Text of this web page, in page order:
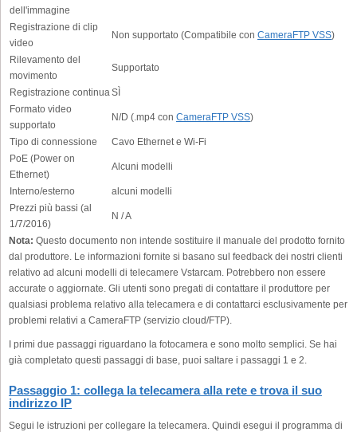
dell'immagine
Registrazione di clip
video
Non supportato (Compatibile con CameraFTP VSS)
Rilevamento del
movimento
Supportato
Registrazione continua SÌ
Formato video
supportato
N/D (.mp4 con CameraFTP VSS)
Tipo di connessione
Cavo Ethernet e Wi-Fi
PoE (Power on
Ethernet)
Alcuni modelli
Interno/esterno
alcuni modelli
Prezzi più bassi (al
1/7/2016)
N / A
Nota: Questo documento non intende sostituire il manuale del prodotto fornito
dal produttore. Le informazioni fornite si basano sul feedback dei nostri clienti
relativo ad alcuni modelli di telecamere Vstarcam. Potrebbero non essere
accurate o aggiornate. Gli utenti sono pregati di contattare il produttore per
qualsiasi problema relativo alla telecamera e di contattarci esclusivamente per
problemi relativi a CameraFTP (servizio cloud/FTP).
I primi due passaggi riguardano la fotocamera e sono molto semplici. Se hai
già completato questi passaggi di base, puoi saltare i passaggi 1 e 2.
Passaggio 1: collega la telecamera alla rete e trova il suo
indirizzo IP
Segui le istruzioni per collegare la telecamera. Quindi esegui il programma di